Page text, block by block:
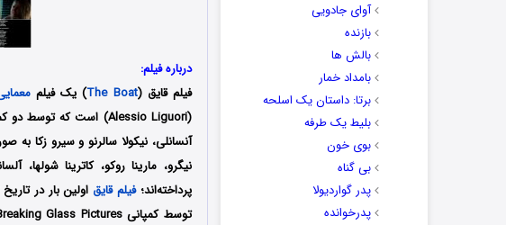
آوای جادویی
بازنده
بالش ها
بامداد خمار
برتا: داستان یک اسلحه
بلیط یک‌‌ طرفه
بوی خون
بی گناه
پدر گواردیولا
پدرخوانده
درباره فیلم:
فیلم قایق (The Boat) یک فیلم
آنسانلی، نیکولا سالرنو و سیرو زکا به
نیگرو، مارینا روکو،کاترینا شولها،
پرداخته‌اند؛فیلم قایق اولین بار در تاریخ 18 آگوست سال 2022 توسط کمپانی‌‌
توسط کمپانی